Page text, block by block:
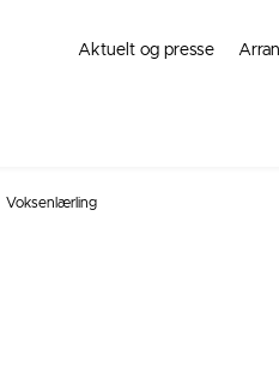
Aktuelt og presse
Voksenlærling